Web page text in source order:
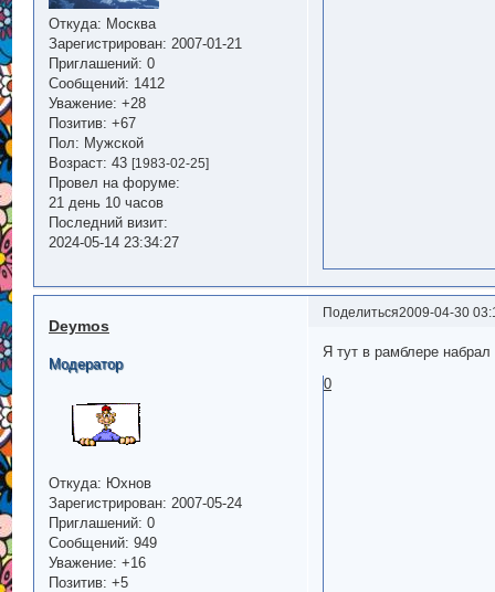
Откуда: Москва
Зарегистрирован: 2007-01-21
Приглашений: 0
Сообщений: 1412
Уважение: +28
Позитив: +67
Пол: Мужской
Возраст: 43 [1983-02-25]
Провел на форуме:
21 день 10 часов
Последний визит:
2024-05-14 23:34:27
Поделиться2009-04-30
Deymos
Модератор
Откуда: Юхнов
Зарегистрирован: 2007-05-24
Приглашений: 0
Сообщений: 949
Уважение: +16
Позитив: +5
Я тут в рамблере набрал
0